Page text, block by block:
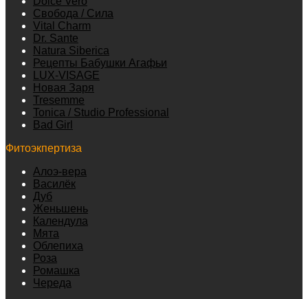
Свобода / Сила
Vital Charm
Dr. Sante
Natura Siberica
Рецепты Бабушки Агафьи
LUX-VISAGE
Новая Заря
Tresemme
Tonica / Studio Professional
Bad Girl
Фитоэкпертиза
Алоэ-вера
Василёк
Дуб
Женьшень
Календула
Мята
Облепиха
Роза
Ромашка
Череда